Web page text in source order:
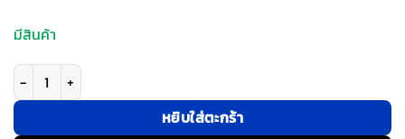
มีสินค้า
จำนวน Ringke รุ่น Fusion Design - เคส iPhone 17 - สี Seoul ชิ้น
หยิบใส่ตะกร้า